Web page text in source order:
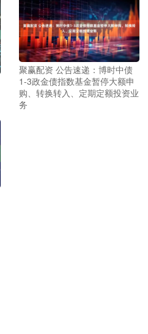
聚赢配资 公告速递：博时中债
1-3政金债指数基金暂停大额申
购、转换转入、定期定额投资业
务